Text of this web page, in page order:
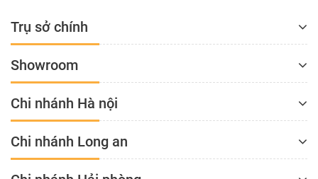
Trụ sở chính
Showroom
Chi nhánh Hà nội
Chi nhánh Long an